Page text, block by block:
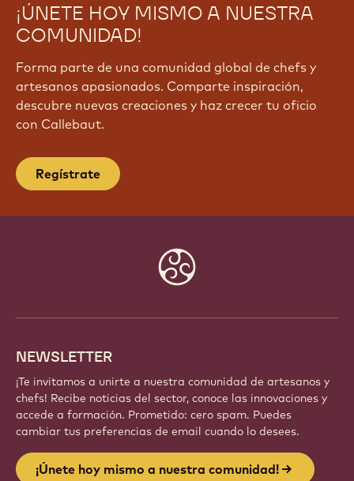
¡ÚNETE HOY MISMO A NUESTRA
COMUNIDAD!
Forma parte de una comunidad global de chefs y
artesanos apasionados. Comparte inspiración,
descubre nuevas creaciones y haz crecer tu oficio
con Callebaut.
Regístrate
NEWSLETTER
¡Te invitamos a unirte a nuestra comunidad de artesanos y
chefs! Recibe noticias del sector, conoce las innovaciones y
accede a formación. Prometido: cero spam. Puedes
cambiar tus preferencias de email cuando lo desees.
¡Únete hoy mismo a nuestra comunidad!